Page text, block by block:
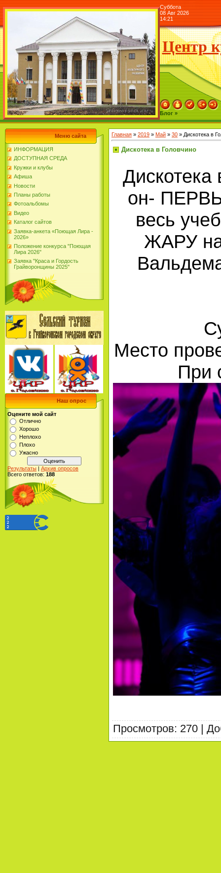
Суббота
08 Авг 2026
14:21
Центр
Блог »
Меню сайта
ИНФОРМАЦИЯ
ДОСТУПНАЯ СРЕДА
Кружки и клубы
Афиша
Новости
Планы работы
Фотоальбомы
Видео
Каталог сайтов
Заявка-анкета «Поющая Лира -
2026»
Положение конкурса "Поющая
Лира 2026"
Заявка "Краса и Гордость
Грайворонщины 2025"
Наш опрос
Оцените мой сайт
Отлично
Хорошо
Неплохо
Плохо
Ужасно
Результаты | Архив опросов
Всего ответов: 188
Главная » 2019 » Май » 30 » Дискотека в
Дискотека в Головчино
он-
весь
ЖАРУ на
Место
При
Просмотров: 270 |